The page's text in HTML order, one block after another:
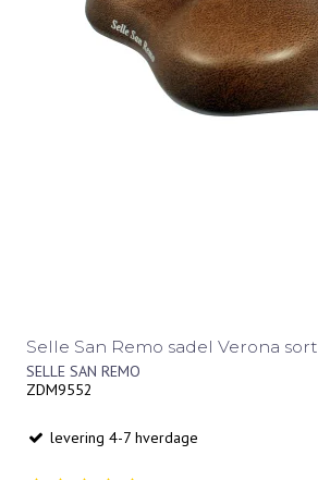
Selle San Remo sadel Verona sort
SELLE SAN REMO
ZDM9552
levering 4-7 hverdage